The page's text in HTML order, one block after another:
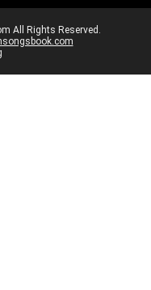
All Rights Reserved.